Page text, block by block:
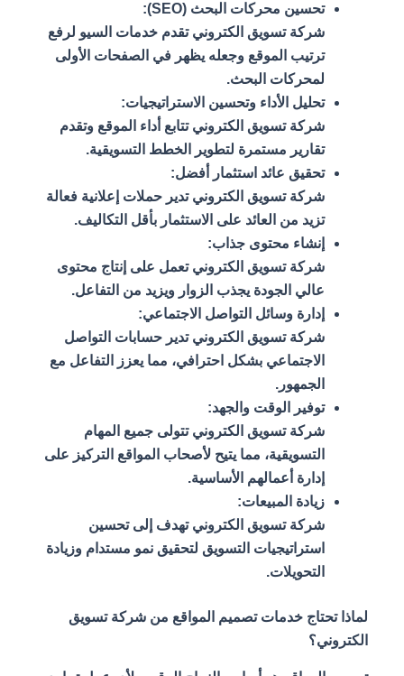
تحسين محركات البحث (SEO):
شركة تسويق الكتروني تقدم خدمات السيو لرفع
ترتيب الموقع وجعله يظهر في الصفحات الأولى
لمحركات البحث.
تحليل الأداء وتحسين الاستراتيجيات:
شركة تسويق الكتروني تتابع أداء الموقع وتقدم
تقارير مستمرة لتطوير الخطط التسويقية.
تحقيق عائد استثمار أفضل:
شركة تسويق الكتروني تدير حملات إعلانية فعالة
تزيد من العائد على الاستثمار بأقل التكاليف.
إنشاء محتوى جذاب:
شركة تسويق الكتروني تعمل على إنتاج محتوى
عالي الجودة يجذب الزوار ويزيد من التفاعل.
إدارة وسائل التواصل الاجتماعي:
شركة تسويق الكتروني تدير حسابات التواصل
الاجتماعي بشكل احترافي، مما يعزز التفاعل مع
الجمهور.
توفير الوقت والجهد:
شركة تسويق الكتروني تتولى جميع المهام
التسويقية، مما يتيح لأصحاب المواقع التركيز على
إدارة أعمالهم الأساسية.
زيادة المبيعات:
شركة تسويق الكتروني تهدف إلى تحسين
استراتيجيات التسويق لتحقيق نمو مستدام وزيادة
التحويلات.
لماذا تحتاج خدمات تصميم المواقع من شركة تسويق
الكتروني؟